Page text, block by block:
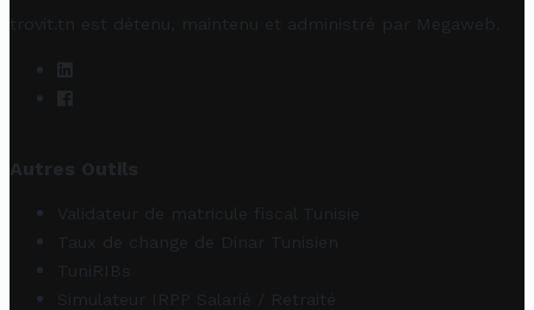
trovit.tn est détenu, maintenu et administré par Megaweb
Autres Outils
Validateur de matricule fiscal Tunisie
Taux de change de Dinar Tunisien
TuniRIBs
Simulateur IRPP Salarié / Retraité